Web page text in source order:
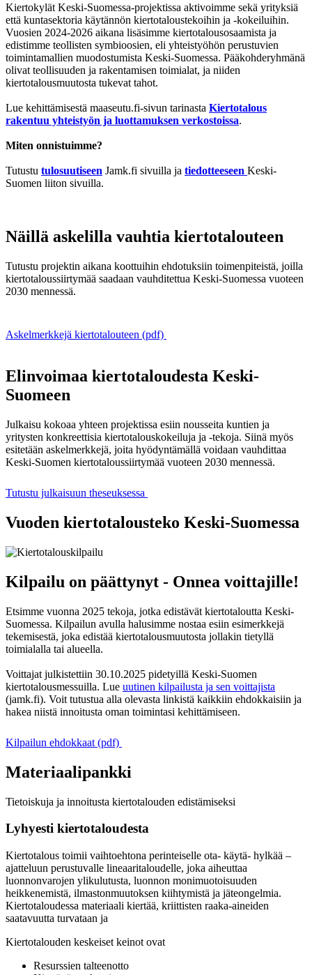
Kiertokylät Keski-Suomessa-projektissa aktivoimme sekä yrityksiä
että kuntasektoria käytännön kiertotaloustekoihin ja -kokeiluihin.
Vuosien 2024-2026 aikana lisäsimme kiertotalousosaamista ja
edistimme teollisten symbioosien, eli yhteistyöhön perustuvien
toimintamallien muodostumista Keski-Suomessa. Pääkohderyhmänä
olivat teollisuuden ja rakentamisen toimialat, ja niiden
kiertotalousmuutosta tukevat tahot.
Lue kehittämisestä maaseutu.fi-sivun tarinasta Kiertotalous
rakentuu yhteistyön ja luottamuksen verkostoissa.
Miten onnistuimme?
Tutustu tulosuutiseen Jamk.fi sivuilla ja tiedotteeseen Keski-
Suomen liiton sivuilla.
Näillä askelilla vauhtia kiertotalouteen
Tutustu projektin aikana koottuihin ehdotuksiin toimenpiteistä, joilla
kiertotaloussiirtymää saadaan vauhditettua Keski-Suomessa vuoteen
2030 mennessä.
Askelmerkkejä kiertotalouteen (pdf)
Elinvoimaa kiertotaloudesta Keski-
Suomeen
Julkaisu kokoaa yhteen projektissa esiin nousseita kuntien ja
yritysten konkreettisia kiertotalouskokeiluja ja -tekoja. Siinä myös
esitetään askelmerkkejä, joita hyödyntämällä voidaan vauhdittaa
Keski-Suomen kiertotaloussiirtymää vuoteen 2030 mennessä.
Tutustu julkaisuun theseuksessa
Vuoden kiertotalousteko Keski-Suomessa
Kilpailu on päättynyt - Onnea voittajille!
Etsimme vuonna 2025 tekoja, jotka edistävät kiertotaloutta Keski-
Suomessa. Kilpailun avulla halusimme nostaa esiin esimerkkejä
tekemisestä, joka edistää kiertotalousmuutosta jollakin tietyllä
toimialalla tai alueella.
Voittajat julkistettiin 30.10.2025 pidetyillä Keski-Suomen
kiertotalousmessuilla. Lue uutinen kilpailusta ja sen voittajista
(jamk.fi). Voit tutustua alla olevasta linkistä kaikkiin ehdokkaisiin ja
hakea niistä innoitusta oman toimintasi kehittämiseen.
Kilpailun ehdokkaat (pdf)
Materiaalipankki
Tietoiskuja ja innoitusta kiertotalouden edistämiseksi
Lyhyesti kiertotaloudesta
Kiertotalous toimii vaihtoehtona perinteiselle ota- käytä- hylkää –
ajatteluun perustuvalle lineaaritaloudelle, joka aiheuttaa
luonnonvarojen ylikulutusta, luonnon monimuotoisuuden
heikkenemistä, ilmastonmuutoksen kiihtymistä ja jäteongelmia.
Kiertotaloudessa materiaali kiertää, kriittisten raaka-aineiden
saatavuutta turvataan ja
Kiertotalouden keskeiset keinot ovat
Resurssien talteenotto